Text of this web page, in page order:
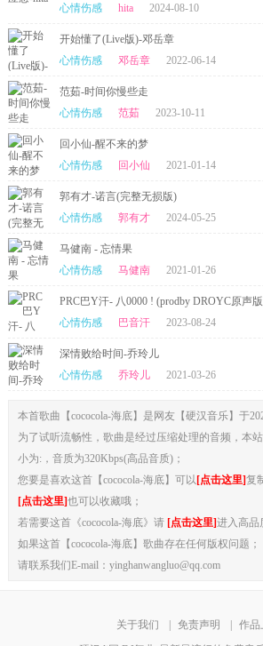
心情伤感
hita 2024-08-10
开始懂了(Live版)-邓岳章
心情伤感
邓岳章 2022-06-14
范茹-时间你慢些走
心情伤感
范茹 2023-10-11
回小仙-醒不来的梦
心情伤感
回小仙 2021-01-14
郭有才-诺言(完整无损版)
心情伤感
郭有才 2024-05-25
马健南 - 忘情果
心情伤感
马健南 2021-01-26
PRC巴Y汗- 八0000 ! (prodby DROYC原声
心情伤感
巴音汗 2023-08-24
深情败给时间-乔玲儿
心情伤感
乔玲儿 2021-03-26
本首歌曲【cococola-海底】是网友【硬汉音乐】于
为了试听流畅性，歌曲是经过压缩处理的音频，本
小为:，音质为320Kbps(高品音质)；
您要是喜欢这首【cococola-海底】可以 [点击这里]复
[点击这里]也可以收藏哦；
若需要这首《cococola-海底》请 [点击这里]进入高品
如果这首【cococola-海底】歌曲存在任何版权问题；
请联系我们E-mail：yinghanwangluo@qq.com
关于我们 免责声明
作品